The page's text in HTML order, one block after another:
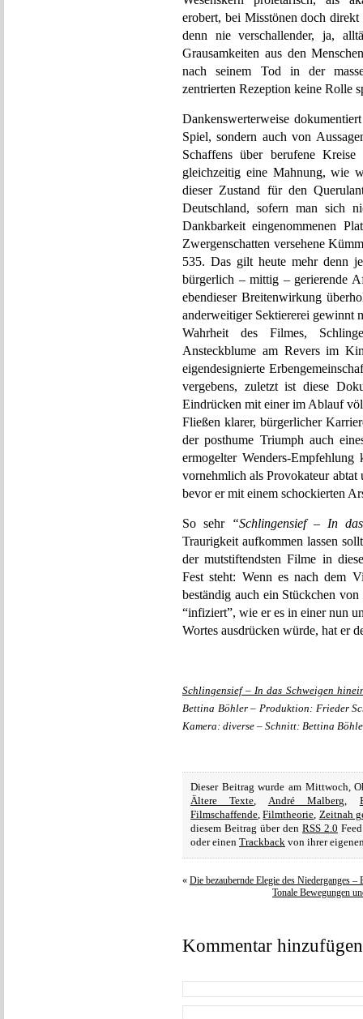
erobert, bei Misstönen doch
denn nie verschallender, ja,
Grausamkeiten aus den
nach seinem Tod in der
zentrierten Rezeption keine Rolle
Dankenswerterweise
Spiel, sondern auch von
Schaffens über berufene
gleichzeitig eine Mahnung, wie
dieser Zustand für den
Deutschland, sofern man sich
Dankbarkeit eingenommenen
Zwergenschatten versehene
535. Das gilt heute mehr denn
bürgerlich – mittig – gerierende
ebendieser Breitenwirkung
anderweitiger Sektiererei gewinnt
Wahrheit des Filmes,
Ansteckblume am Revers im
eigendesignierte
vergebens, zuletzt ist diese
Eindrücken mit einer im Ablauf
Fließen klarer, bürgerlicher
der posthume Triumph auch
ermogelter Wenders-
vornehmlich als Provokateur
bevor er mit einem schockierten
So sehr “Schlingensief – In
Traurigkeit aufkommen lassen
der mutstiftendsten Filme in
Fest steht: Wenn es nach dem
beständig auch ein Stückchen
“infiziert”, wie er es in einer nun
Wortes ausdrücken würde, hat er
Schlingensief – In das Schweigen
Bettina Böhler – Produktion: Frieder
Kamera: diverse – Schnitt: Bettina
Dieser Beitrag wurde am Mittwoch,
Ältere Texte, André Malberg,
Filmschaffende,Filmtheorie, Zeitnah
diesem Beitrag über den RSS 2.0
oder einen Trackback von ihrer
« Die bezaubernde Elegie des Niederganges
Tonale Bewegungen
Kommentar hinzufügen